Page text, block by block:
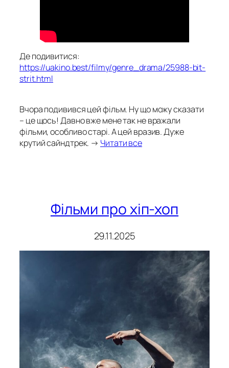
Де подивитися:
https://uakino.best/filmy/genre_drama/25988-bit-
strit.html
Вчора подивився цей фільм. Ну що можу сказати
– це щось! Давно вже мене так не вражали
фільми, особливо старі. А цей вразив. Дуже
крутий сайндтрек. → Читати все
Фільми про хіп-хоп
29.11.2025